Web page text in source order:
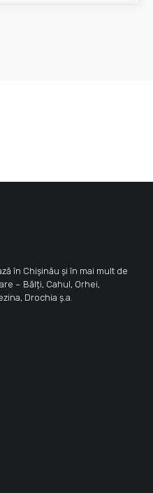
în Chișinău și în mai mult de
– Bălți, Cahul, Orhei,
Drochia ș.a.